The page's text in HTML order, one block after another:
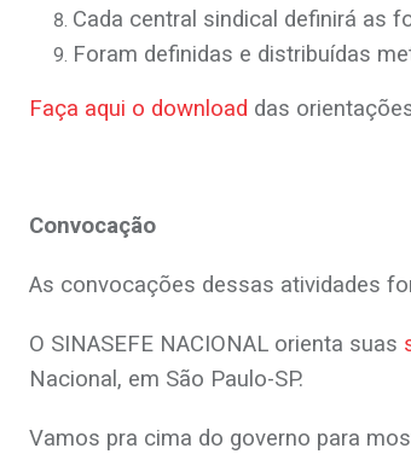
Cada central sindical definirá as
Foram definidas e distribuídas
Faça aqui o download das
Convocação
As convocações dessas atividades
O SINASEFE NACIONAL orienta suas
Nacional, em São Paulo-SP.
Vamos pra cima do governo para